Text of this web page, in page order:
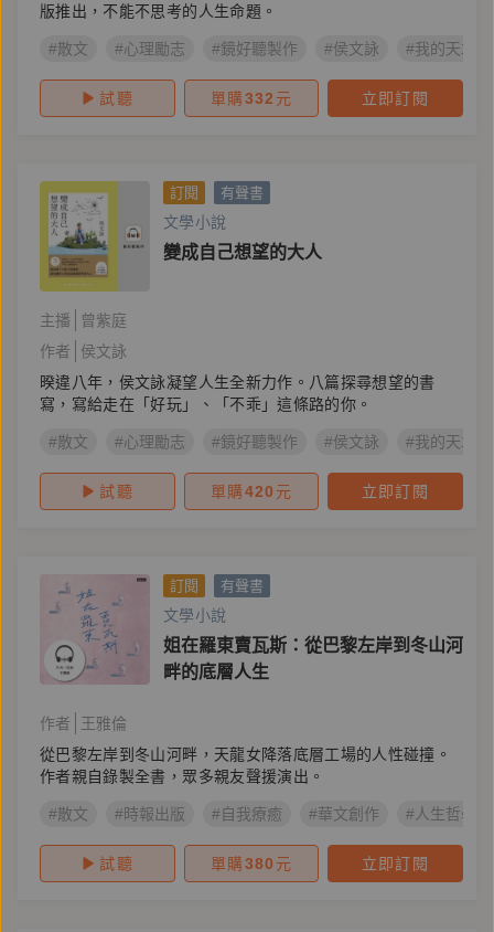
版推出，不能不思考的人生命題。
#散文 #心理勵志 #鏡好聽製作 #侯文詠 #我的天才夢
試聽 單購332 元 立即訂閱
訂閱 有聲書
文學小說
變成自己想望的大人
主播
曾紫庭
作者
侯文詠
暌違八年，侯文詠凝望人生全新力作。八篇探尋想望的書
寫，寫給走在「好玩」、「不乖」這條路的你。
#散文 #心理勵志 #鏡好聽製作 #侯文詠 #我的天才夢
試聽 單購420 元 立即訂閱
訂閱 有聲書
文學小說
姐在羅東賣瓦斯：從巴黎左岸到冬山河
畔的底層人生
作者
王雅倫
從巴黎左岸到冬山河畔，天龍女降落底層工場的人性碰撞。
作者親自錄製全書，眾多親友聲援演出。
#散文 #時報出版 #自我療癒 #華文創作 #人生哲學
試聽 單購380 元 立即訂閱